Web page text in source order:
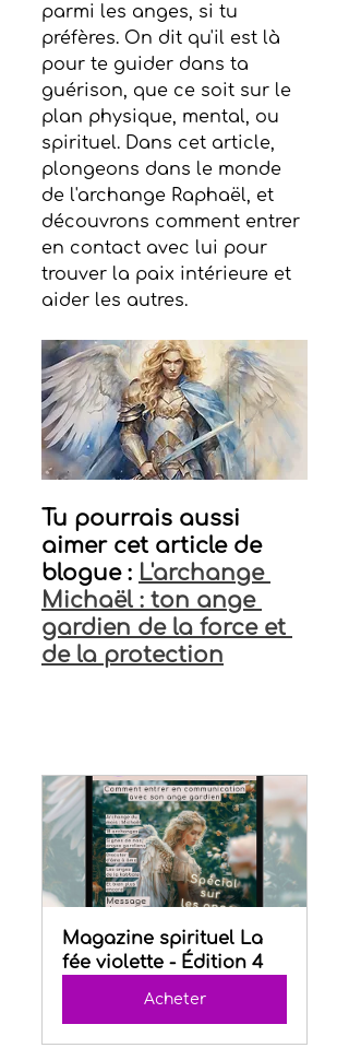
parmi les anges, si tu
préfères. On dit qu'il est là
pour te guider dans ta
guérison, que ce soit sur le
plan physique, mental, ou
spirituel. Dans cet article,
plongeons dans le monde
de l'archange Raphaël, et
découvrons comment entrer
en contact avec lui pour
trouver la paix intérieure et
aider les autres.
Tu pourrais aussi
aimer cet article de
blogue : L'archange
Michaël : ton ange
gardien de la force et
de la protection
Magazine spirituel La
fée violette - Édition 4
Acheter